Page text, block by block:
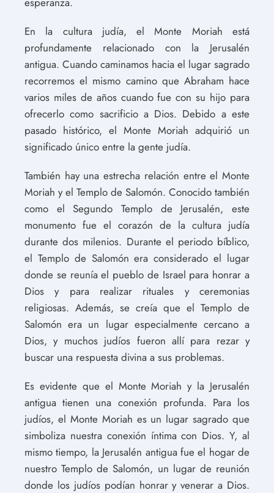
En la cultura judía, el Monte Moriah está
profundamente relacionado con la Jerusalén
antigua. Cuando caminamos hacia el lugar sagrado
recorremos el mismo camino que Abraham hace
varios miles de años cuando fue con su hijo para
ofrecerlo como sacrificio a Dios. Debido a este
pasado histórico, el Monte Moriah adquirió un
significado único entre la gente judía.
También hay una estrecha relación entre el Monte
Moriah y el Templo de Salomón. Conocido también
como el Segundo Templo de Jerusalén, este
monumento fue el corazón de la cultura judía
durante dos milenios. Durante el periodo bíblico,
el Templo de Salomón era considerado el lugar
donde se reunía el pueblo de Israel para honrar a
Dios y para realizar rituales y ceremonias
religiosas. Además, se creía que el Templo de
Salomón era un lugar especialmente cercano a
Dios, y muchos judíos fueron allí para rezar y
buscar una respuesta divina a sus problemas.
Es evidente que el Monte Moriah y la Jerusalén
antigua tienen una conexión profunda. Para los
judíos, el Monte Moriah es un lugar sagrado que
simboliza nuestra conexión íntima con Dios. Y, al
mismo tiempo, la Jerusalén antigua fue el hogar de
nuestro Templo de Salomón, un lugar de reunión
donde los judíos podían honrar y venerar a Dios.